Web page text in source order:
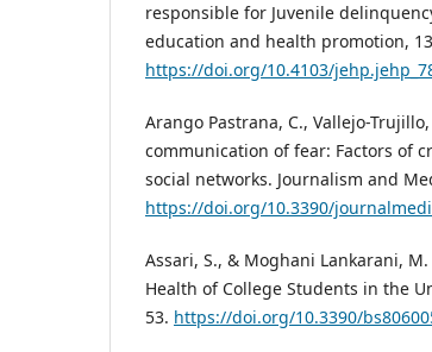
responsible for Juvenile
education and health promotion,
https://doi.org/10.4103/
Arango Pastrana, C., Vallejo-
communication of fear: Factors of
social networks. Journalism and
https://doi.org/10.3390/
Assari, S., & Moghani Lankarani,
Health of College Students in the
53. https://doi.org/10.3390/